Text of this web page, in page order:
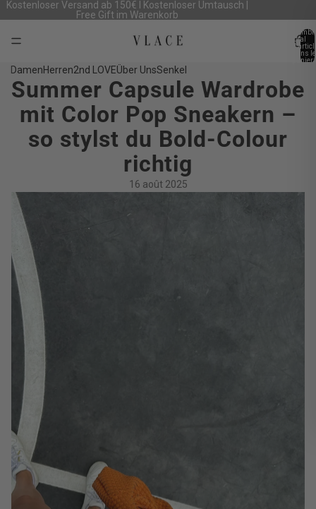
Kostenloser Versand ab 150€ I Kostenloser Umtausch |
Free Gift im Warenkorb
total
dans le
panier:
DamenHerren2nd LOVEÜber UnsSenkel
Summer Capsule Wardrobe
mit Color Pop Sneakern –
so stylst du Bold-Colour
richtig
16 août 2025